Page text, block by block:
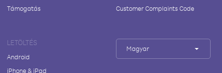
Támogatás
Customer Complaints Code
LETÖLTÉS
Android
iPhone & iPad
Magyar